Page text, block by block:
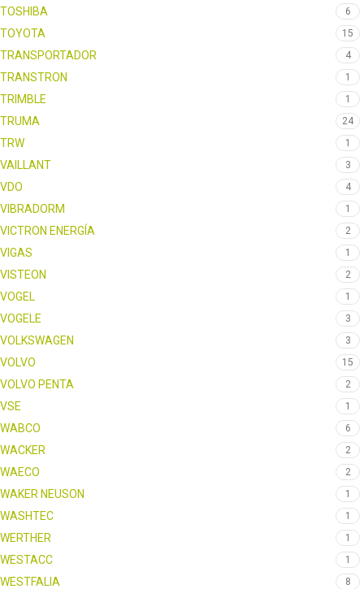
TOSHIBA 6
TOYOTA 15
TRANSPORTADOR 4
TRANSTRON 1
TRIMBLE 1
TRUMA 24
TRW 1
VAILLANT 3
VDO 4
VIBRADORM 1
VICTRON ENERGÍA 2
VIGAS 1
VISTEON 2
VOGEL 1
VOGELE 3
VOLKSWAGEN 3
VOLVO 15
VOLVO PENTA 2
VSE 1
WABCO 6
WACKER 2
WAECO 2
WAKER NEUSON 1
WASHTEC 1
WERTHER 1
WESTACC 1
WESTFALIA 8